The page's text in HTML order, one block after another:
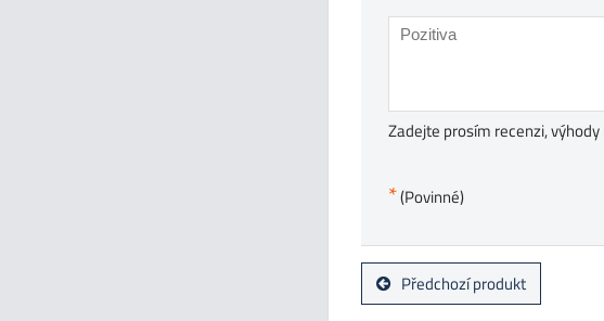
Zadejte prosím recenzi,
*(Povinné)
Předchozí produkt